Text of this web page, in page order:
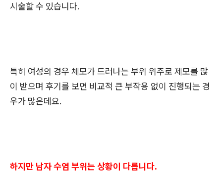
시술할 수 있습니다.
특히 여성의 경우 체모가 드러나는 부위 위주로 제모를 많
이 받으며 후기를 보면 비교적 큰 부작용 없이 진행되는 경
우가 많은데요.
하지만 남자 수염 부위는 상황이 다릅니다.